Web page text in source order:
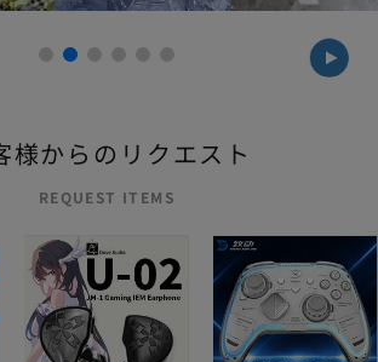
REQUEST ITEMS